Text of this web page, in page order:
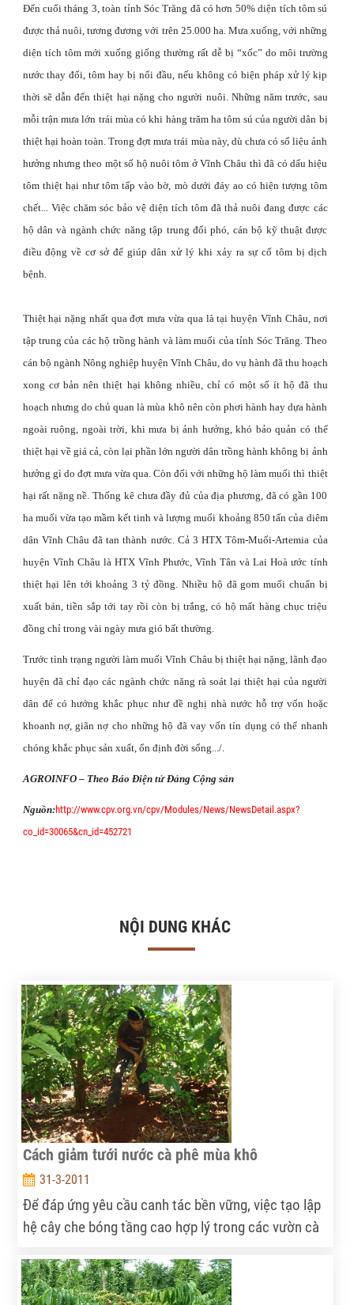
Đến cuối tháng 3, toàn tỉnh Sóc Trăng đã có hơn 50% diện tích tôm sú
được thả nuôi, tương đương với trên 25.000 ha. Mưa xuống, với những
diện tích tôm mới xuống giống thường rất dễ bị “xốc” do môi trường
nước thay đổi, tôm hay bị nổi đầu, nếu không có biện pháp xử lý kịp
thời sẽ dẫn đến thiệt hại nặng cho người nuôi. Những năm trước, sau
mỗi trận mưa lớn trái mùa có khi hàng trăm ha tôm sú của người dân bị
thiệt hại hoàn toàn. Trong đợt mưa trái mùa này, dù chưa có số liệu ảnh
hưởng nhưng theo một số hộ nuôi tôm ở Vĩnh Châu thì đã có dấu hiệu
tôm thiệt hại như tôm tấp vào bờ, mò dưới đáy ao có hiện tượng tôm
chết... Việc chăm sóc bảo vệ diện tích tôm đã thả nuôi đang được các
hộ dân và ngành chức năng tập trung đối phó, cán bộ kỹ thuật được
điều động về cơ sở để giúp dân xử lý khi xảy ra sự cố tôm bị dịch
bệnh.
Thiệt hại nặng nhất qua đợt mưa vừa qua là tại huyện Vĩnh Châu, nơi
tập trung của các hộ trồng hành và làm muối của tỉnh Sóc Trăng. Theo
cán bộ ngành Nông nghiệp huyện Vĩnh Châu, do vụ hành đã thu hoạch
xong cơ bản nên thiệt hại không nhiều, chỉ có một số ít hộ đã thu
hoạch nhưng do chủ quan là mùa khô nên còn phơi hành hay dựa hành
ngoài ruộng, ngoài trời, khi mưa bị ảnh hưởng, khó bảo quản có thể
thiệt hại về giá cả, còn lại phần lớn người dân trồng hành không bị ảnh
hưởng gì do đợt mưa vừa qua. Còn đối với những hộ làm muối thì thiệt
hại rất nặng nề. Thống kê chưa đầy đủ của địa phương, đã có gần 100
ha muối vừa tạo mầm kết tinh và lượng muối khoảng 850 tấn của diêm
dân Vĩnh Châu đã tan thành nước. Cả 3 HTX Tôm-Muối-Artemia của
huyện Vĩnh Châu là HTX Vĩnh Phước, Vĩnh Tân và Lai Hoà ước tính
thiệt hại lên tới khoảng 3 tỷ đồng. Nhiều hộ đã gom muối chuẩn bị
xuất bán, tiền sắp tới tay rồi còn bị trắng, có hộ mất hàng chục triệu
đồng chỉ trong vài ngày mưa gió bất thường.
Trước tình trạng người làm muối Vĩnh Châu bị thiệt hại nặng, lãnh đạo
huyện đã chỉ đạo các ngành chức năng rà soát lại thiệt hại của người
dân để có hướng khắc phục như đề nghị nhà nước hỗ trợ vốn hoặc
khoanh nợ, giãn nợ cho những hộ đã vay vốn tín dụng có thể nhanh
chóng khắc phục sản xuất, ổn định đời sống.../.
AGROINFO – Theo Báo Điện tử Đảng Cộng sản
Nguồn:http://www.cpv.org.vn/cpv/Modules/News/NewsDetail.aspx?
co_id=30065&cn_id=452721
NỘI DUNG KHÁC
Cách giảm tưới nước cà phê mùa khô
31-3-2011
Để đáp ứng yêu cầu canh tác bền vững, việc tạo lập
hệ cây che bóng tầng cao hợp lý trong các vườn cà